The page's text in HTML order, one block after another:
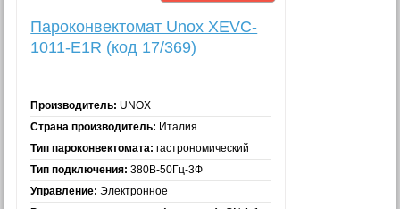
Пароконвектомат Unox XEVC-
1011-E1R (код 17/369)
Производитель: UNOX
Страна производитель: Италия
Тип пароконвектомата: гастрономический
Тип подключения: 380В-50Гц-3Ф
Управление: Электронное